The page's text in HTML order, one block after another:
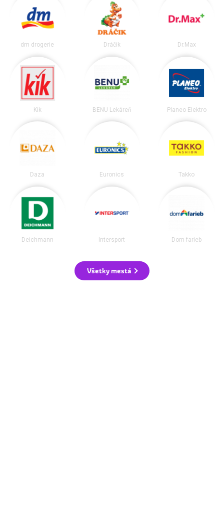
dm drogerie Dráčik Dr.Max
Kik BENU Lekáreň Planeo Elektro
Daza Euronics Takko
Deichmann Intersport Dom farieb
Všetky mestá